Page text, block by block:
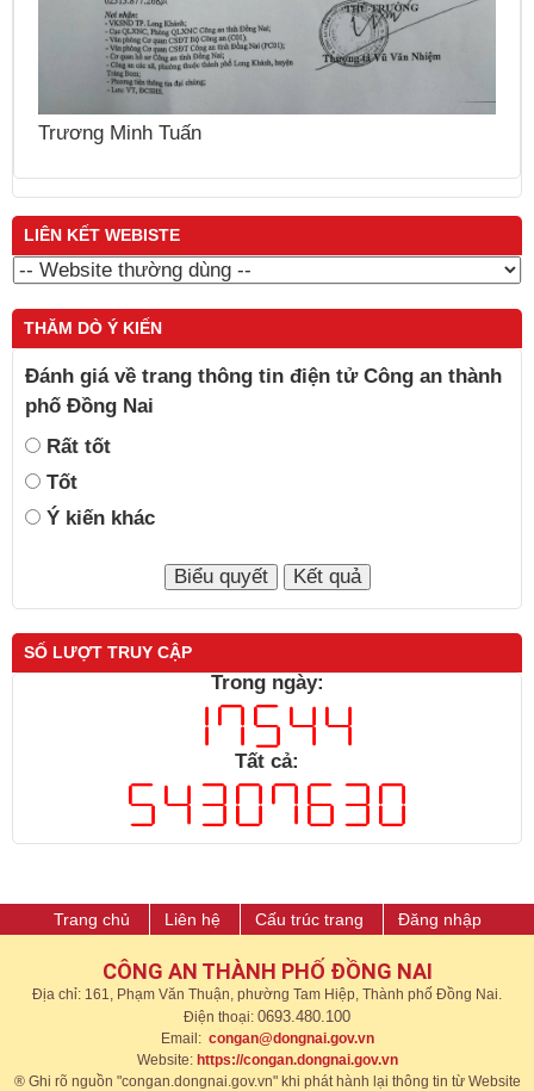
Nguyễn Thái Cung
LIÊN KẾT WEBISTE
THĂM DÒ Ý KIẾN
Đánh giá về trang thông tin điện tử Công an thành
phố Đồng Nai
Rất tốt
Tốt
Ý kiến khác
SỐ LƯỢT TRUY CẬP
Trong ngày:
Tất cả:
Trang chủ Liên hệ Cấu trúc trang Đăng nhập
CÔNG AN THÀNH PHỐ ĐỒNG NAI
Địa chỉ: 161, Phạm Văn Thuận, phường Tam Hiệp, Thành phố Đồng Nai.
Điện thoại: 0693.480.100
Email: congan@dongnai.gov.vn
Website: https://congan.dongnai.gov.vn​
® Ghi rõ nguồn "congan.dongnai.gov.vn" khi phát hành lại thông tin từ Website